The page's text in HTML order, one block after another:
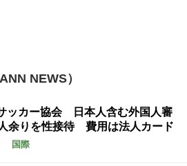
NEWS）
ッカー協会 日本人含む外国人審
余りを性接待 費用は法人カード
国際